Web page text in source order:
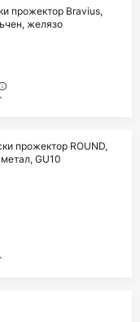
прожектор Bravius,
желязо
прожектор ROUND,
GU10